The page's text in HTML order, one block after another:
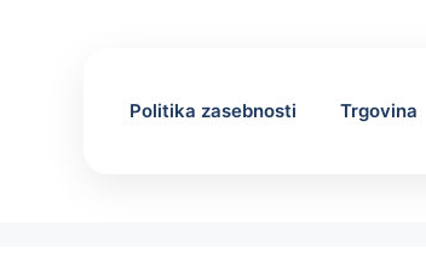
Politika zasebnosti Trgovina